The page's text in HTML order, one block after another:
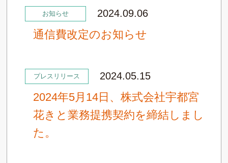
お知らせ 2024.09.06
通信費改定のお知らせ
プレスリリース 2024.05.15
2024年5月14日、株式会社宇都宮
花きと業務提携契約を締結しまし
た。